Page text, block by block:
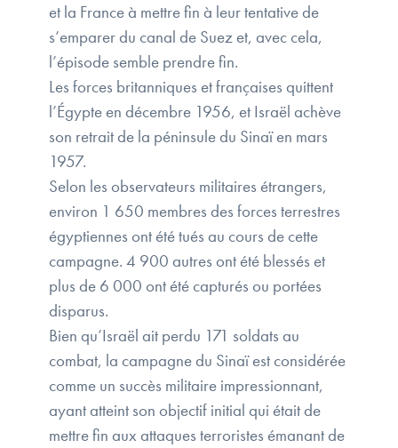
et la France à mettre fin à leur tentative de
s’emparer du canal de Suez et, avec cela,
l’épisode semble prendre fin.
Les forces britanniques et françaises quittent
l’Égypte en décembre 1956, et Israël achève
son retrait de la péninsule du Sinaï en mars
1957.
Selon les observateurs militaires étrangers,
environ 1 650 membres des forces terrestres
égyptiennes ont été tués au cours de cette
campagne. 4 900 autres ont été blessés et
plus de 6 000 ont été capturés ou portées
disparus.
Bien qu’Israël ait perdu 171 soldats au
combat, la campagne du Sinaï est considérée
comme un succès militaire impressionnant,
ayant atteint son objectif initial qui était de
mettre fin aux attaques terroristes émanant de